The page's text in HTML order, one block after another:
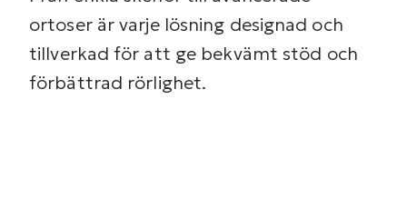
ortoser är varje lösning designad och
tillverkad för att ge bekvämt stöd och
förbättrad rörlighet.